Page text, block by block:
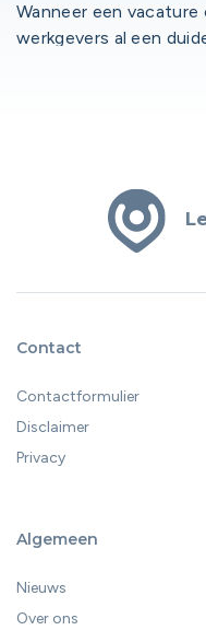
Wanneer een
werkgevers al een
belang. En precies
Contact
Contactformulier
Disclaimer
Privacy
Algemeen
Nieuws
Over ons